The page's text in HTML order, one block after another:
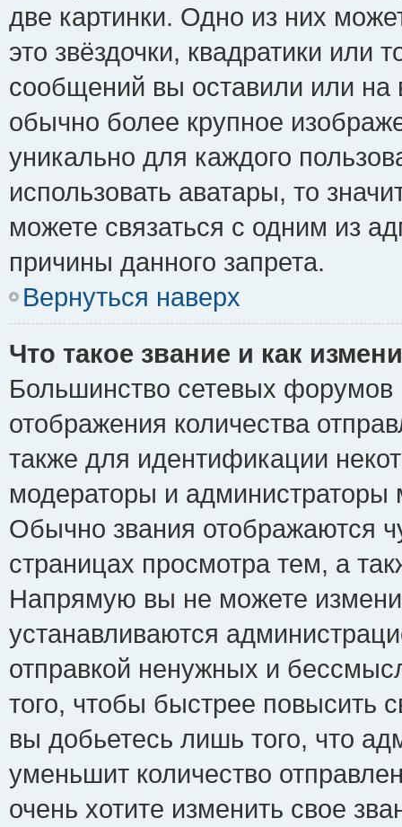
две картинки. Одно из них
это звёздочки, квадратики или
сообщений вы оставили или
обычно более крупное
уникально для каждого
использовать аватары, то
можете связаться с одним из
причины данного запрета.
Вернуться наверх
Что такое звание и как
Большинство сетевых форумов
отображения количества
также для идентификации
модераторы и администраторы
Обычно звания отображаются
страницах просмотра тем, а
Напрямую вы не можете
устанавливаются
отправкой ненужных и
того, чтобы быстрее повысить
вы добьетесь лишь того, что
уменьшит количество
очень хотите изменить свое